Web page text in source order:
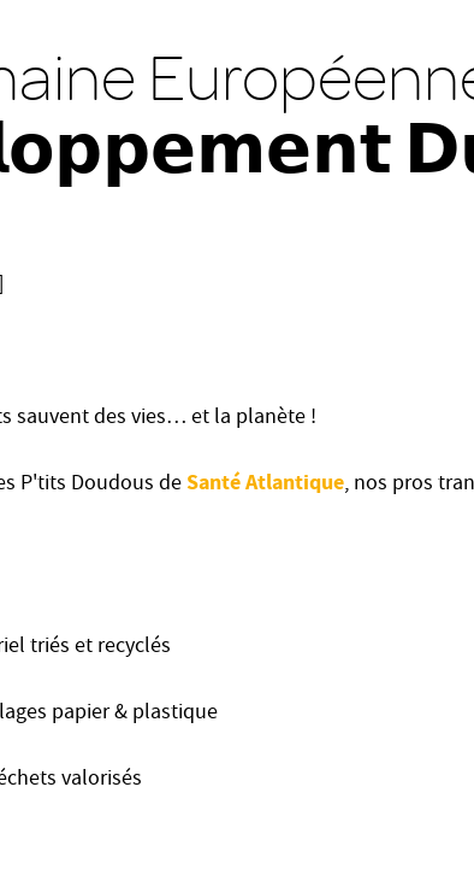
sauvent des vies… et la planète !
P'tits Doudous deSanté Atlantique, nos pros
triés et recyclés
papier & plastique
valorisés